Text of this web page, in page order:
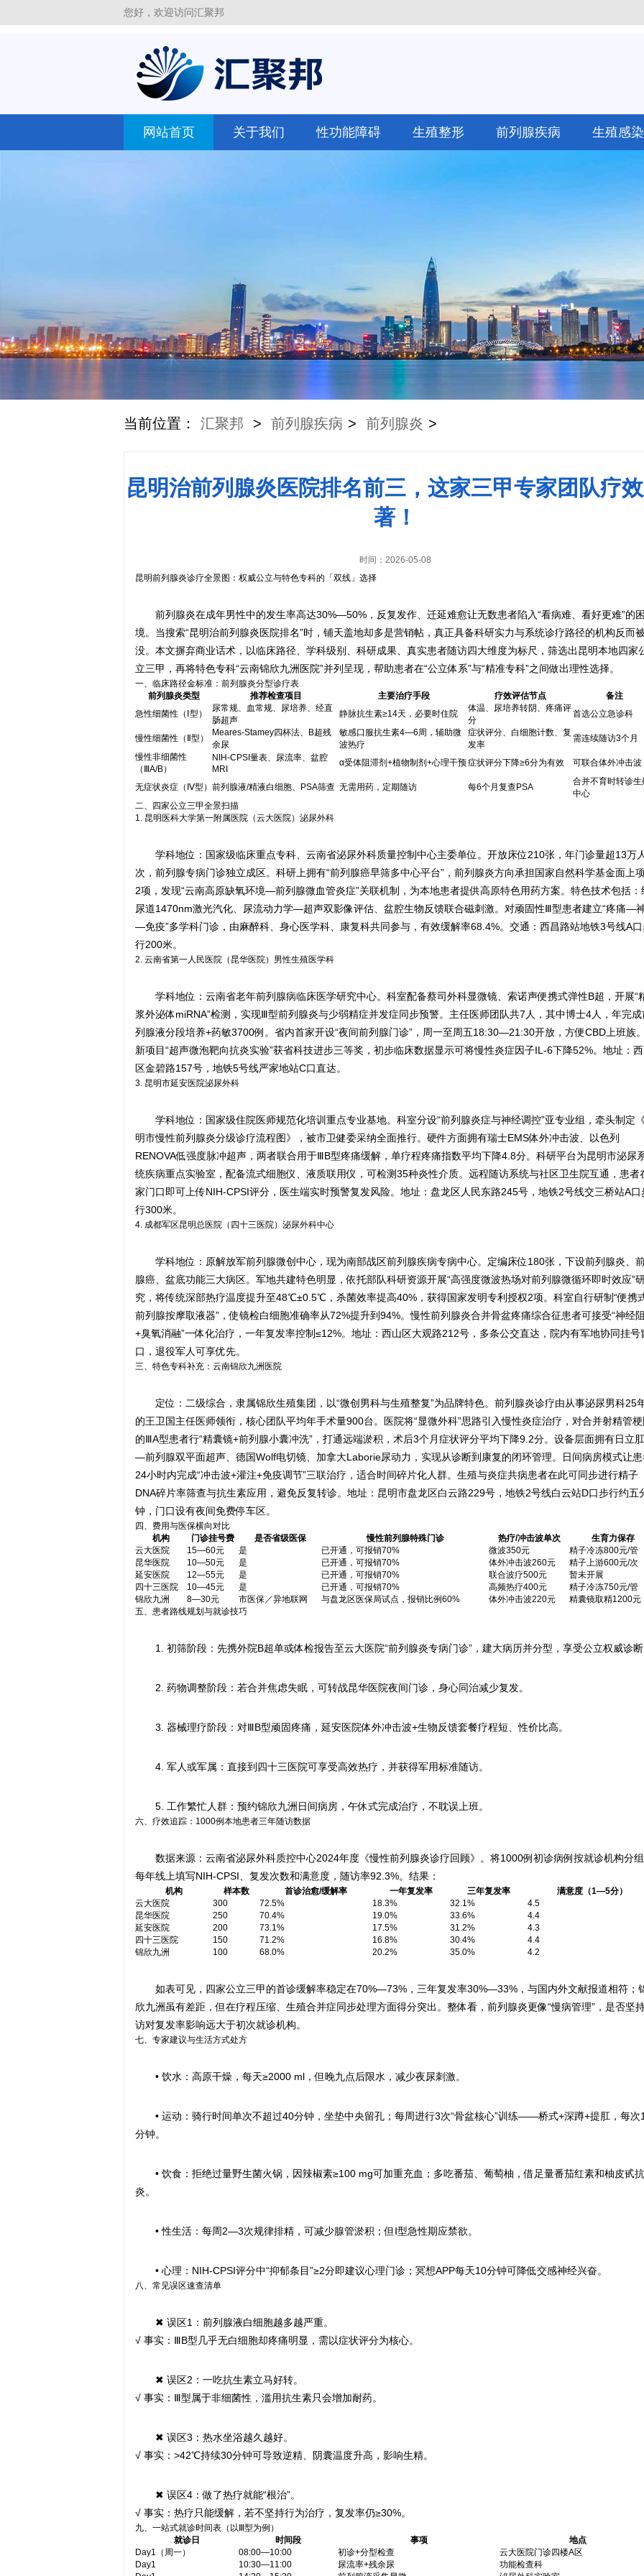
您好，欢迎访问汇聚邦
网站首页 关于我们 性功能障碍 生殖整形 前列腺疾病 生殖感染
当前位置： 汇聚邦 > 前列腺疾病 > 前列腺炎 >
昆明治前列腺炎医院排名前三，这家三甲专家团队疗
著！
时间：2026-05-08
昆明前列腺炎诊疗全景图：权威公立与特色专科的「双线」选择
前列腺炎在成年男性中的发生率高达30%—50%，反复发作、迁延难愈让无数患者陷入“看病难、看好更难”的困
境。当搜索“昆明治前列腺炎医院排名”时，铺天盖地却多是营销帖，真正具备科研实力与系统诊疗路径的机构反而
没。本文摒弃商业话术，以临床路径、学科级别、科研成果、真实患者随访四大维度为标尺，筛选出昆明本地四家
立三甲，再将特色专科“云南锦欣九洲医院”并列呈现，帮助患者在“公立体系”与“精准专科”之间做出理性选择。
一、临床路径金标准：前列腺炎分型诊疗表
前列腺炎类型
推荐检查项目 主要治疗手段 疗效评估节点
备注
急性细菌性（Ⅰ型）
尿常规、血常规、尿培养、经直
肠超声
静脉抗生素≥14天，必要时住院
体温、尿培养转阴、疼痛评
分
首选公立急诊科
慢性细菌性（Ⅱ型）
Meares-Stamey四杯法、B超残
余尿
敏感口服抗生素4—6周，辅助微
波热疗
症状评分、白细胞计数、复
发率
需连续随访3个月
慢性非细菌性
（ⅢA/B）
NIH-CPSI量表、尿流率、盆腔
MRI
α受体阻滞剂+植物制剂+心理干预症状评分下降≥6分为有效 可联合体外冲击波
无症状炎症（Ⅳ型） 前列腺液/精液白细胞、PSA筛查 无需用药，定期随访 每6个月复查PSA
合并不育时转诊生
中心
二、四家公立三甲全景扫描
1. 昆明医科大学第一附属医院（云大医院）泌尿外科
学科地位：国家级临床重点专科、云南省泌尿外科质量控制中心主委单位。开放床位210张，年门诊量超13万人
次，前列腺专病门诊独立成区。科研上拥有“前列腺癌早筛多中心平台”，前列腺炎方向承担国家自然科学基金面上
2项，发现“云南高原缺氧环境—前列腺微血管炎症”关联机制，为本地患者提供高原特色用药方案。特色技术包括：
尿道1470nm激光汽化、尿流动力学—超声双影像评估、盆腔生物反馈联合磁刺激。对顽固性Ⅲ型患者建立“疼痛—
—免疫”多学科门诊，由麻醉科、身心医学科、康复科共同参与，有效缓解率68.4%。交通：西昌路站地铁3号线A
行200米。
2. 云南省第一人民医院（昆华医院）男性生殖医学科
学科地位：云南省老年前列腺病临床医学研究中心。科室配备蔡司外科显微镜、索诺声便携式弹性B超，开展“
浆外泌体miRNA”检测，实现Ⅲ型前列腺炎与少弱精症并发症同步预警。主任医师团队共7人，其中博士4人，年完成
列腺液分段培养+药敏3700例。省内首家开设“夜间前列腺门诊”，周一至周五18:30—21:30开放，方便CBD上班族
新项目“超声微泡靶向抗炎实验”获省科技进步三等奖，初步临床数据显示可将慢性炎症因子IL-6下降52%。地址：
区金碧路157号，地铁5号线严家地站C口直达。
3. 昆明市延安医院泌尿外科
学科地位：国家级住院医师规范化培训重点专业基地。科室分设“前列腺炎症与神经调控”亚专业组，牵头制定
明市慢性前列腺炎分级诊疗流程图》，被市卫健委采纳全面推行。硬件方面拥有瑞士EMS体外冲击波、以色列
RENOVA低强度脉冲超声，两者联合用于ⅢB型疼痛缓解，单疗程疼痛指数平均下降4.8分。科研平台为昆明市泌尿
统疾病重点实验室，配备流式细胞仪、液质联用仪，可检测35种炎性介质。远程随访系统与社区卫生院互通，患者
家门口即可上传NIH-CPSI评分，医生端实时预警复发风险。地址：盘龙区人民东路245号，地铁2号线交三桥站A口
行300米。
4. 成都军区昆明总医院（四十三医院）泌尿外科中心
学科地位：原解放军前列腺微创中心，现为南部战区前列腺疾病专病中心。定编床位180张，下设前列腺炎、
腺癌、盆底功能三大病区。军地共建特色明显，依托部队科研资源开展“高强度微波热场对前列腺微循环即时效应”
究，将传统深部热疗温度提升至48℃±0.5℃，杀菌效率提高40%，获得国家发明专利授权2项。科室自行研制“便携
前列腺按摩取液器”，使镜检白细胞准确率从72%提升到94%。慢性前列腺炎合并骨盆疼痛综合征患者可接受“神经
+臭氧消融”一体化治疗，一年复发率控制≤12%。地址：西山区大观路212号，多条公交直达，院内有军地协同挂号
口，退役军人可享优先。
三、特色专科补充：云南锦欣九洲医院
定位：二级综合，隶属锦欣生殖集团，以“微创男科与生殖整复”为品牌特色。前列腺炎诊疗由从事泌尿男科25
的王卫国主任医师领衔，核心团队平均年手术量900台。医院将“显微外科”思路引入慢性炎症治疗，对合并射精管梗
的ⅢA型患者行“精囊镜+前列腺小囊冲洗”，打通远端淤积，术后3个月症状评分平均下降9.2分。设备层面拥有日立
—前列腺双平面超声、德国Wolf电切镜、加拿大Laborie尿动力，实现从诊断到康复的闭环管理。日间病房模式让
24小时内完成“冲击波+灌注+免疫调节”三联治疗，适合时间碎片化人群。生殖与炎症共病患者在此可同步进行精子
DNA碎片率筛查与抗生素应用，避免反复转诊。地址：昆明市盘龙区白云路229号，地铁2号线白云站D口步行约五
钟，门口设有夜间免费停车区。
四、费用与医保横向对比
机构
门诊挂号费 是否省级医保 慢性前列腺特殊门诊 热疗/冲击波单次
生育力保存
云大医院
15—60元 是 已开通，可报销70% 微波350元
精子冷冻800元/管
昆华医院
10—50元 是 已开通，可报销70% 体外冲击波260元
精子上游600元/次
延安医院
12—55元 是 已开通，可报销70% 联合波疗500元
暂未开展
四十三医院
10—45元 是 已开通，可报销70% 高频热疗400元
精子冷冻750元/管
锦欣九洲
8—30元 市医保／异地联网 与盘龙区医保局试点，报销比例60% 体外冲击波220元
精囊镜取精1200元
五、患者路线规划与就诊技巧
1. 初筛阶段：先携外院B超单或体检报告至云大医院“前列腺炎专病门诊”，建大病历并分型，享受公立权威诊断
2. 药物调整阶段：若合并焦虑失眠，可转战昆华医院夜间门诊，身心同治减少复发。
3. 器械理疗阶段：对ⅢB型顽固疼痛，延安医院体外冲击波+生物反馈套餐疗程短、性价比高。
4. 军人或军属：直接到四十三医院可享受高效热疗，并获得军用标准随访。
5. 工作繁忙人群：预约锦欣九洲日间病房，午休式完成治疗，不耽误上班。
六、疗效追踪：1000例本地患者三年随访数据
数据来源：云南省泌尿外科质控中心2024年度《慢性前列腺炎诊疗回顾》。将1000例初诊病例按就诊机构分组
每年线上填写NIH-CPSI、复发次数和满意度，随访率92.3%。结果：
机构 样本数 首诊治愈/缓解率 一年复发率 三年复发率
满意度（1—5分）
云大医院
300 72.5% 18.3% 32.1%
4.5
昆华医院
250 70.4% 19.0% 33.6%
4.4
延安医院
200 73.1% 17.5% 31.2%
4.3
四十三医院
150 71.2% 16.8% 30.4%
4.4
锦欣九洲
100 68.0% 20.2% 35.0% 4.2
如表可见，四家公立三甲的首诊缓解率稳定在70%—73%，三年复发率30%—33%，与国内外文献报道相符；
欣九洲虽有差距，但在疗程压缩、生殖合并症同步处理方面得分突出。整体看，前列腺炎更像“慢病管理”，是否坚
访对复发率影响远大于初次就诊机构。
七、专家建议与生活方式处方
• 饮水：高原干燥，每天≥2000 ml，但晚九点后限水，减少夜尿刺激。
• 运动：骑行时间单次不超过40分钟，坐垫中央留孔；每周进行3次“骨盆核心”训练——桥式+深蹲+提肛，每次
分钟。
• 饮食：拒绝过量野生菌火锅，因辣椒素≥100 mg可加重充血；多吃番茄、葡萄柚，借足量番茄红素和柚皮甙抗
炎。
• 性生活：每周2—3次规律排精，可减少腺管淤积；但Ⅰ型急性期应禁欲。
• 心理：NIH-CPSI评分中“抑郁条目”≥2分即建议心理门诊；冥想APP每天10分钟可降低交感神经兴奋。
八、常见误区速查清单
✖ 误区1：前列腺液白细胞越多越严重。
√ 事实：ⅢB型几乎无白细胞却疼痛明显，需以症状评分为核心。
✖ 误区2：一吃抗生素立马好转。
√ 事实：Ⅲ型属于非细菌性，滥用抗生素只会增加耐药。
✖ 误区3：热水坐浴越久越好。
√ 事实：>42℃持续30分钟可导致逆精、阴囊温度升高，影响生精。
✖ 误区4：做了热疗就能“根治”。
√ 事实：热疗只能缓解，若不坚持行为治疗，复发率仍≥30%。
九、一站式就诊时间表（以Ⅲ型为例）
就诊日
时间段 事项
地点
Day1（周一）
08:00—10:00 初诊+分型检查
云大医院门诊四楼A区
Day1
10:30—11:00 尿流率+残余尿
功能检查科